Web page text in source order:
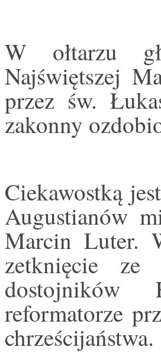
W ołtarzu
Najświętszej
przez św.
zakonny
Ciekawostką
Augustianów
Marcin Luter.
zetknięcie ze
dostojników
reformatorze
chrześcijaństwa.